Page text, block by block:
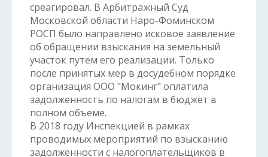
среагировал. В Арбитражный Суд
Московской области Наро-Фоминском
РОСП было направлено исковое заявление
об обращении взыскания на земельный
участок путем его реализации. Только
после принятых мер в досудебном порядке
организация ООО "Мокинг" оплатила
задолженность по налогам в бюджет в
полном объеме.
В 2018 году Инспекцией в рамках
проводимых мероприятий по взысканию
задолженности с налогоплательщиков в